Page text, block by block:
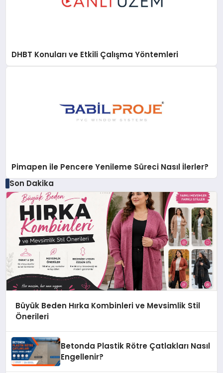
DHBT Konuları ve Etkili Çalışma Yöntemleri
Pimapen ile Pencere Yenileme Süreci Nasıl İlerler?
Son Dakika
Büyük Beden Hırka Kombinleri ve Mevsimlik Stil
Önerileri
Betonda Plastik Rötre Çatlakları Nasıl
Engellenir?